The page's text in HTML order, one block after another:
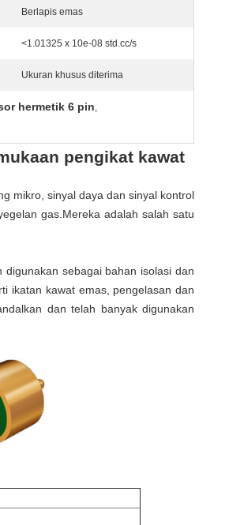
Berlapis emas
<1.01325 x 10e-08 std.cc/s
Ukuran khusus diterima
hermetik 6 pin,
pengikat kawat
mikro, sinyal daya dan sinyal kontrol
gas.Mereka adalah salah satu
sebagai bahan isolasi dan
ikatan kawat emas, pengelasan dan
dan telah banyak digunakan